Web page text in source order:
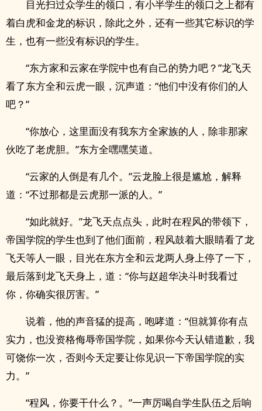
目光扫过众学生的领口，有小半学生的领口之上都有
着白虎和金龙的标识，除此之外，还有一些其它标识的学
生，也有一些没有标识的学生。
“东方家和云家在学院中也有自己的势力吧？”龙飞天
看了东方全和云虎一眼，沉声道：“他们中没有你们的人
吧？”
“你放心，这里面没有我东方全家族的人，除非那家
伙吃了老虎胆。”东方全嘿嘿笑道。
“云家的人倒是有几个。”云龙脸上很是尴尬，解释
道：“不过那都是云虎那一派的人。”
“如此就好。”龙飞天点点头，此时在程风的带领下，
帝国学院的学生也到了他们面前，程风鼓着大眼睛看了龙
飞天等人一眼，目光在东方全和云龙两人身上停了一下，
最后落到龙飞天身上，道：“你与赵超华决斗时我看过
你，你确实很厉害。”
说着，他的声音猛的提高，咆哮道：“但就算你有点
实力，也没资格侮辱帝国学院，如果你今天认错道歉，我
可饶你一次，否则今天定要让你见识一下帝国学院的实
力。”
“程风，你要干什么？。”一声厉喝自学生队伍之后响